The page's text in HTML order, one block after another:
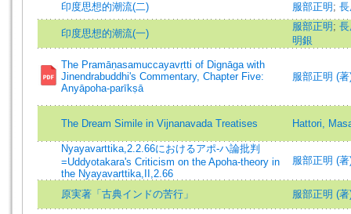
印度思想的潮流(二) 服部正明 ;
印度思想的潮流(一)
服部正明 ;
明銀
The Pramāṇasamuccayavṛtti of Dignāga with
Jinendrabuddhi's Commentary, Chapter Five:
Anyāpoha-parīkṣā
服部正明 (
The Dream Simile in Vijnanavada Treatises Hattori,
Nyayavarttika,2.2.66におけるアポ-ハ論批判
=Uddyotakara's Criticism on the Apoha-theory in
the Nyayavarttika,II,2.66
服部正明 (著
原実著「古典インドの苦行」 服部正明 (著